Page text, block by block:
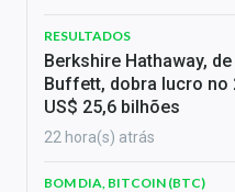
RESULTADOS
Berkshire Hathaway,
Buffett, dobra lucro no
US$ 25,6 bilhões
22 hora(s) atrás
BOM DIA, BITCOIN (BTC)